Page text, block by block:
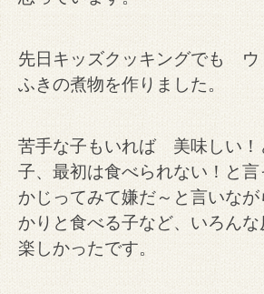
先日キッズクッキングでも
ふきの煮物を作りました。
苦手な子もいれば 美味しい！
子、最初は食べられない！と言
かじってみて嫌だ～と言いな
かりと食べる子など、いろん
楽しかったです。